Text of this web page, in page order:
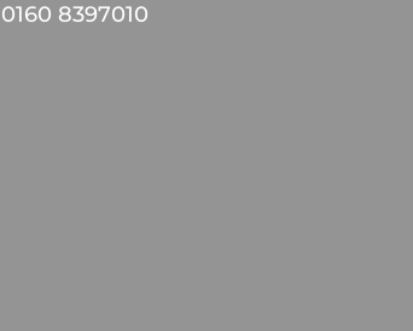
0160 8397010